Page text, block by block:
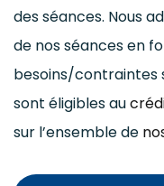
des séances. Nous
de nos séances en
besoins/contraintes
sont éligibles au
sur l’ensemble de